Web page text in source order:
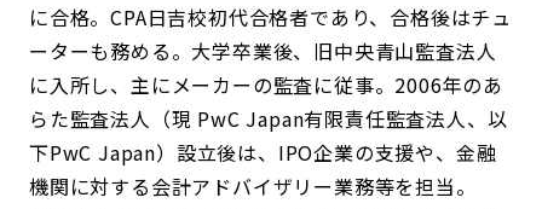
に合格。CPA日吉校初代合格者であり、合格後はチュ
ーターも務める。大学卒業後、旧中央青山監査法人
に入所し、主にメーカーの監査に従事。2006年のあ
らた監査法人（現 PwC Japan有限責任監査法人、以
下PwC Japan）設立後は、IPO企業の支援や、金融
機関に対する会計アドバイザリー業務等を担当。